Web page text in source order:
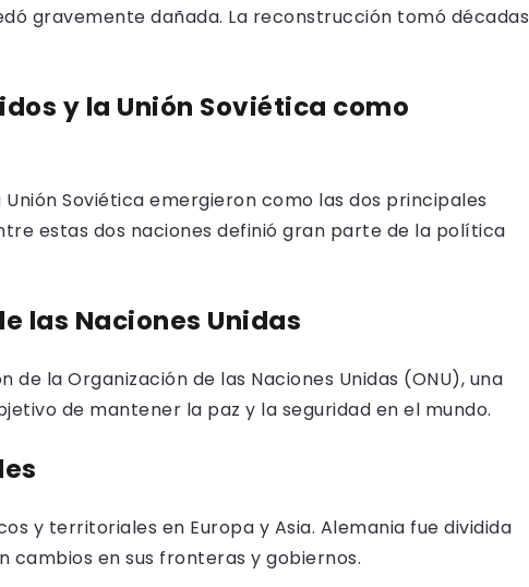
gravemente dañada. La reconstrucción tomó décadas
y la Unión Soviética como
Soviética emergieron como las dos principales
estas dos naciones definió gran parte de la política
las Naciones Unidas
de la Organización de las Naciones Unidas (ONU), una
de mantener la paz y la seguridad en el mundo.
y territoriales en Europa y Asia. Alemania fue dividida
cambios en sus fronteras y gobiernos.